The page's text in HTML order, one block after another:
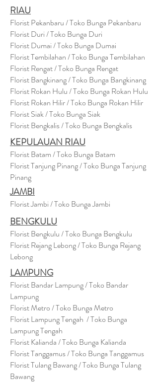
RIAU
Florist Pekanbaru / Toko Bunga Pekanbaru
Florist Duri / Toko Bunga Duri
Florist Dumai / Toko Bunga Dumai
Florist Tembilahan / Toko Bunga Tembilahan
Florist Rengat / Toko Bunga Rengat
Florist Bangkinang / Toko Bunga Bangkinang
Florist Rokan Hulu / Toko Bunga Rokan Hulu
Florist Rokan Hilir / Toko Bunga Rokan Hilir
Florist Siak / Toko Bunga Siak
Florist Bengkalis / Toko Bunga Bengkalis
KEPULAUAN RIAU
Florist Batam / Toko Bunga Batam
Florist Tanjung Pinang / Toko Bunga Tanjung
Pinang
JAMBI
Florist Jambi / Toko Bunga Jambi
BENGKULU
Florist Bengkulu / Toko Bunga Bengkulu
Florist Rejang Lebong / Toko Bunga Rejang
Lebong
LAMPUNG
Florist Bandar Lampung / Toko Bandar
Lampung
Florist Metro / Toko Bunga Metro
Florist Lampung Tengah / Toko Bunga
Lampung Tengah
Florist Kalianda / Toko Bunga Kalianda
Florist Tanggamus / Toko Bunga Tanggamus
Florist Tulang Bawang / Toko Bunga Tulang
Bawang